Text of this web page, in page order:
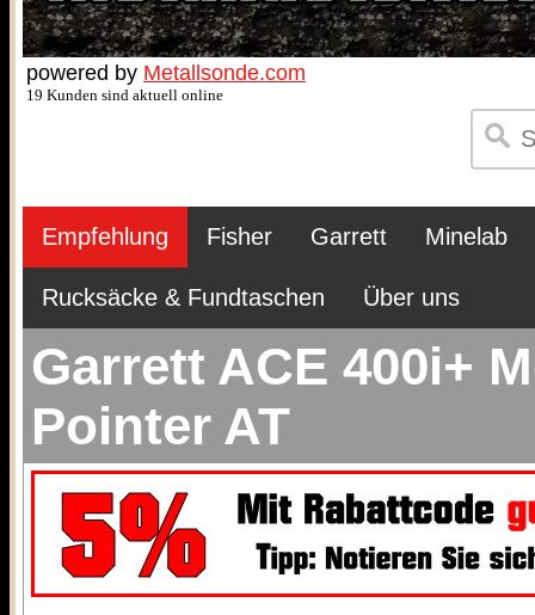
powered by Metallsonde.com
19 Kunden sind aktuell online
Empfehlung Fisher Garrett Minelab
Rucksäcke & Fundtaschen Über uns
Garrett ACE 400i+
Pointer AT